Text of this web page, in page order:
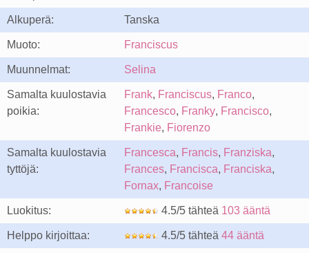
Alkuperä: Tanska
Muoto: Franciscus
Muunnelmat: Selina
Samalta kuulostavia
poikia:
Frank, Franciscus, Franco,
Francesco, Franky, Francisco,
Frankie, Fiorenzo
Samalta kuulostavia
tyttöjä:
Francesca, Francis, Franziska,
Frances, Francisca, Franciska,
Fornax, Francoise
Luokitus: 4.5/5 tähteä 103 ääntä
Helppo kirjoittaa: 4.5/5 tähteä 44 ääntä